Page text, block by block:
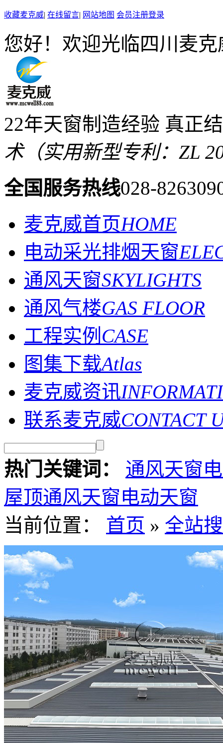
收藏麦克威| 在线留言| 网站地图 会员注册登录
您好！欢迎光临四川麦
22年天窗制造经验 真正
术（实用新型专利：ZL
全国服务热线028-
麦克威首页HOME
电动采光排烟天窗
通风天窗SKYLIGHTS
通风气楼GAS FLOOR
工程实例 CASE
图集下载Atlas
麦克威资讯
联系麦克威CONTACT
热门关键词： 通风天窗
屋顶通风天窗电动天窗
当前位置：
首页 » 全站